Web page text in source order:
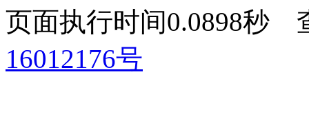
页面执行时间0.0898
16012176号